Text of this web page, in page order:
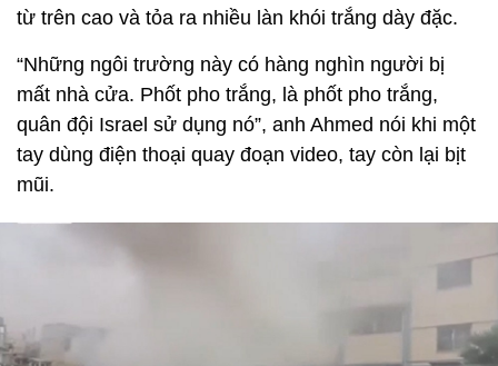
từ trên cao và tỏa ra nhiều làn khói trắng dày đặc.
“Những ngôi trường này có hàng nghìn người bị
mất nhà cửa. Phốt pho trắng, là phốt pho trắng,
quân đội Israel sử dụng nó”, anh Ahmed nói khi một
tay dùng điện thoại quay đoạn video, tay còn lại bịt
mũi.